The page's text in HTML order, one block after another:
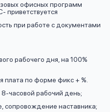
офисных программ
приветствуется
при работе с документами
рабочего дня, на 100%
плата по форме фикс + %.
часовой рабочий день;
сопровождение наставника;